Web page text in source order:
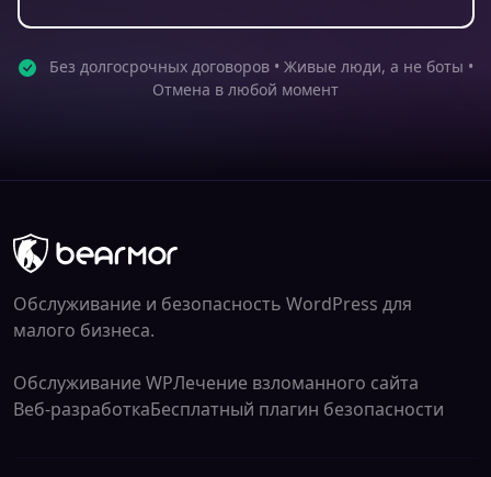
Без долгосрочных договоров • Живые люди, а не боты •
Отмена в любой момент
Обслуживание и безопасность WordPress для
малого бизнеса.
Обслуживание WPЛечение взломанного сайта
Веб-разработкаБесплатный плагин безопасности